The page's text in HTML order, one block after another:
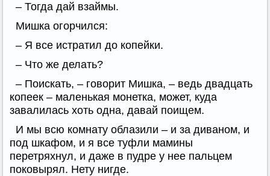
– Тогда дай взаймы.
Мишка огорчился:
– Я все истратил до копейки.
– Что же делать?
– Поискать, – говорит Мишка, – ведь двадцать
копеек – маленькая монетка, может, куда
завалилась хоть одна, давай поищем.
И мы всю комнату облазили – и за диваном, и
под шкафом, и я все туфли мамины
перетряхнул, и даже в пудре у нее пальцем
поковырял. Нету нигде.